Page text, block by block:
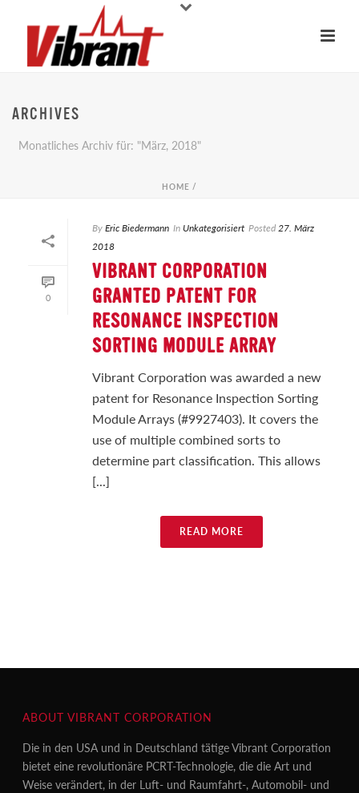
ARCHIVES
Monatliches Archiv für: "März, 2018"
HOME /
0
ByEric Biedermann In Unkategorisiert Posted27. März
2018
VIBRANT CORPORATION
GRANTED PATENT FOR
RESONANCE INSPECTION
SORTING MODULE ARRAY
Vibrant Corporation was awarded a new
patent for Resonance Inspection Sorting
Module Arrays (#9927403). It covers the
use of multiple combined sorts to
determine part classification. This allows
[...]
READ MORE
ABOUT VIBRANT CORPORATION
Die in den USA und in Deutschland tätige Vibrant Corporation
bietet eine revolutionäre PCRT-Technologie, die die Art und
Weise verändert, in der Luft- und Raumfahrt-, Automobil- und